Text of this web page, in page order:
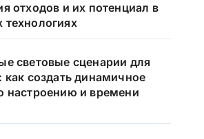
отходов и их потенциал в
световые сценарии для
создать динамичное
настроению и времени